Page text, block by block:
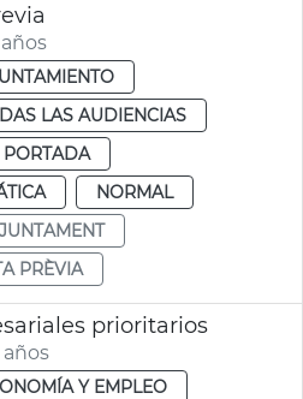
LAS AUDIENCIAS
PORTADA
NORMAL
PRÈVIA
prioritarios
Y EMPLEO